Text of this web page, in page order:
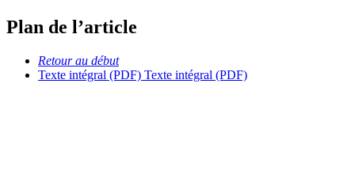
Plan de l’article
Retour au début
Texte intégral (PDF) Texte intégral (PDF)